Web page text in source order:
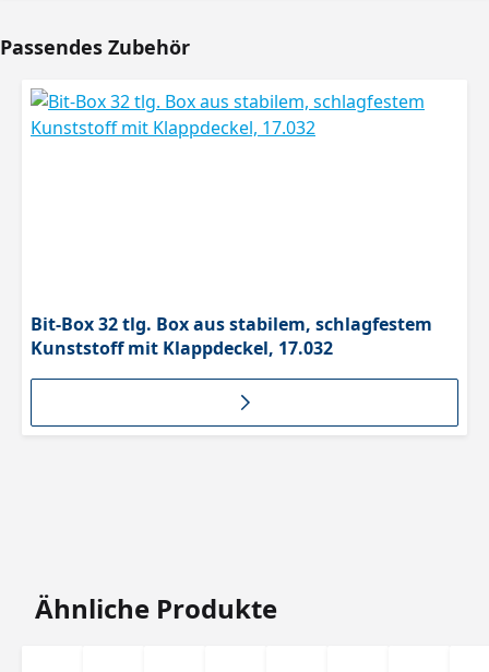
Passendes Zubehör
Produktgalerie überspringen
Bit-Box 32 tlg. Box aus stabilem, schlagfestem
Kunststoff mit Klappdeckel, 17.032
Produktgalerie überspringen
Ähnliche Produkte